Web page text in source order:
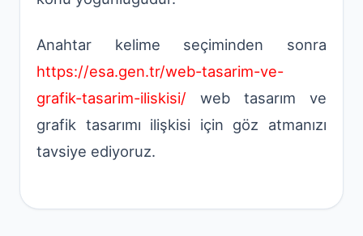
Anahtar kelime seçiminden sonra
https://esa.gen.tr/web-tasarim-ve-
grafik-tasarim-iliskisi/ web tasarım ve
grafik tasarımı ilişkisi için göz atmanızı
tavsiye ediyoruz.